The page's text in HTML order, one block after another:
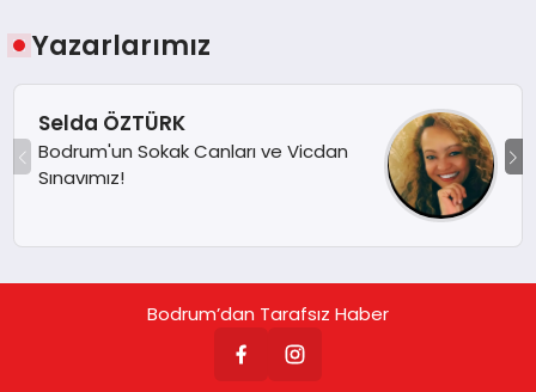
Yazarlarımız
Selda ÖZTÜRK
Bodrum'un Sokak Canları ve Vicdan
Sınavımız!
Bodrum’dan Tarafsız Haber